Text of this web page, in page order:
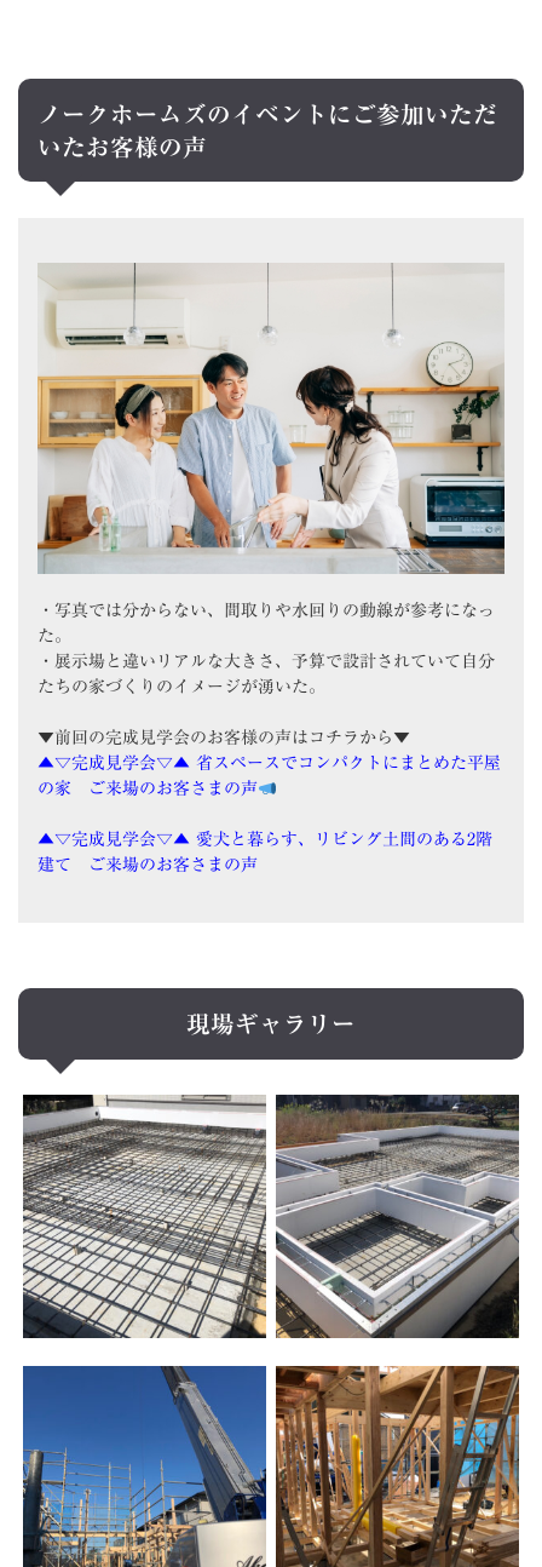
ノークホームズのイベントにご参加いただ
いたお客様の声
・写真では分からない、間取りや水回りの動線が参考になっ
た。
・展示場と違いリアルな大きさ、予算で設計されていて自分
たちの家づくりのイメージが湧いた。
▼前回の完成見学会のお客様の声はコチラから▼
▲▽完成見学会▽▲ 省スペースでコンパクトにまとめた平屋
の家 ご来場のお客さまの声
▲▽完成見学会▽▲ 愛犬と暮らす、リビング土間のある2階
建て ご来場のお客さまの声
現場ギャラリー